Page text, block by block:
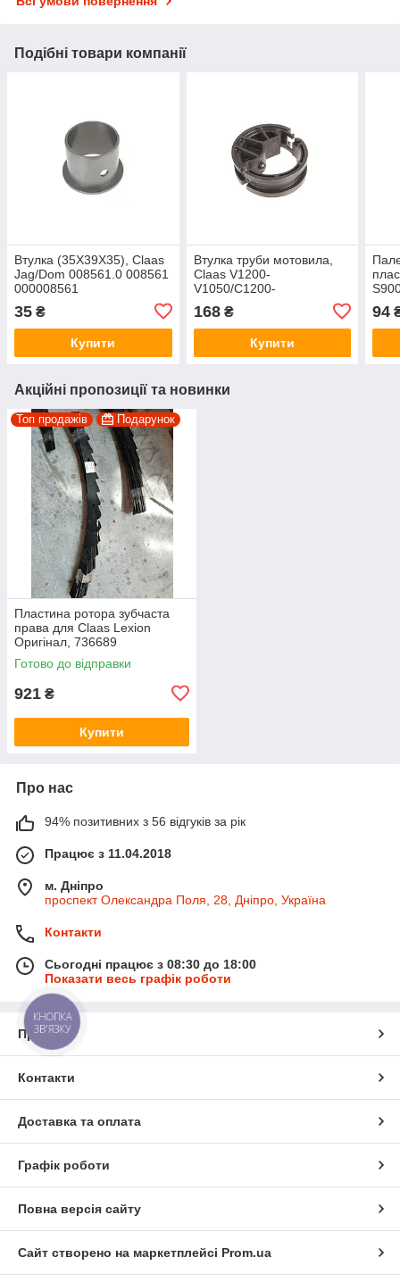
Подібні товари компанії
Втулка (35X39X35), Claas
Jag/Dom 008561.0 008561
000008561
35 ₴
Купити
Втулка труби мотовила,
Claas V1200-
V1050/C1200-
359912 000359912
168₴
Купити
94
Акційні пропозиції та новинки
Топ продажів Подарунок
Пластина ротора зубчаста
права для Claas Lexion
Оригінал, 736689
0007366891 736689.1
Готово до відправки
921 ₴
Купити
Про нас
94% позитивних з 56 відгуків за рік
Працює з 11.04.2018
м. Дніпро
проспект Олександра Поля, 28, Дніпро, Україна
Контакти
Сьогодні працює з 08:30 до 18:00
Показати весь графік роботи
Про нас
Контакти
Доставка та оплата
Графік роботи
Повна версія сайту
Сайт створено на маркетплейсі Prom.ua
КНОПКА
ЗВ'ЯЗКУ